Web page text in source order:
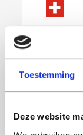
Toestemming
Deze website